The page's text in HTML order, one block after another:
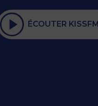
ÉCOUTER KISSFM